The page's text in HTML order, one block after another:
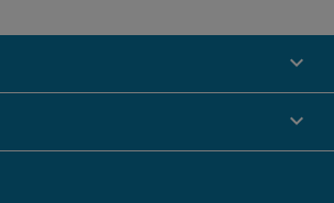

